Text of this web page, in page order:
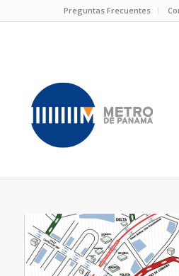
Preguntas Frecuentes